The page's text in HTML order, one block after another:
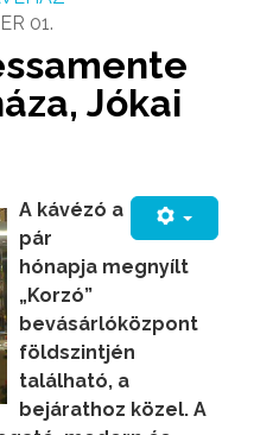
01.
Jókai
A kávézó a
pár
hónapja megnyílt
„Korzó”
bevásárlóközpont
földszintjén
található, a
bejárathoz közel. A